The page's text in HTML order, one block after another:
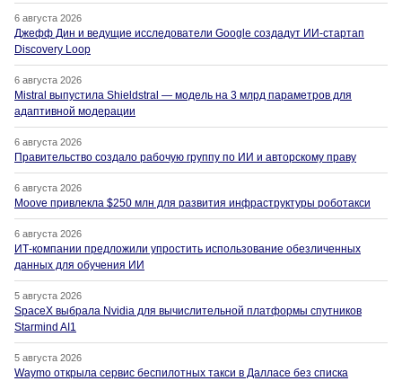
6 августа 2026
Джефф Дин и ведущие исследователи Google создадут ИИ-стартап
Discovery Loop
6 августа 2026
Mistral выпустила Shieldstral — модель на 3 млрд параметров для
адаптивной модерации
6 августа 2026
Правительство создало рабочую группу по ИИ и авторскому праву
6 августа 2026
Moove привлекла $250 млн для развития инфраструктуры роботакси
6 августа 2026
ИТ-компании предложили упростить использование обезличенных
данных для обучения ИИ
5 августа 2026
SpaceX выбрала Nvidia для вычислительной платформы спутников
Starmind AI1
5 августа 2026
Waymo открыла сервис беспилотных такси в Далласе без списка